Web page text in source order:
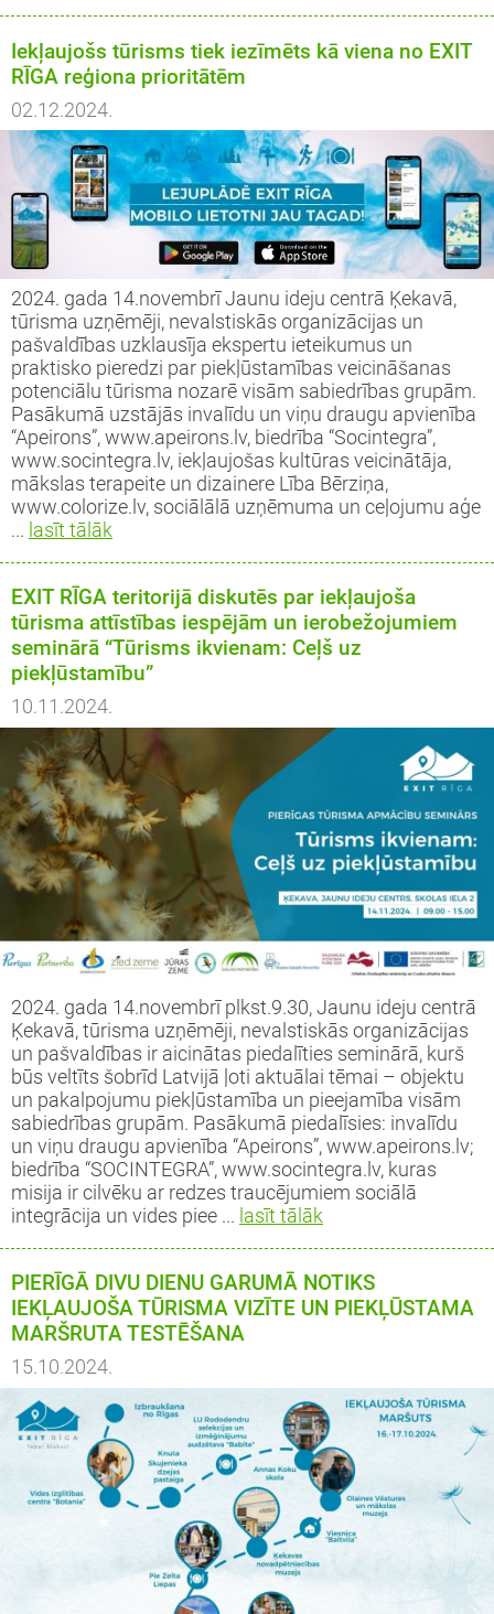
Iekļaujošs tūrisms tiek iezīmēts kā viena no EXIT
RĪGA reģiona prioritātēm
02.12.2024.
2024. gada 14.novembrī Jaunu ideju centrā Ķekavā,
tūrisma uzņēmēji, nevalstiskās organizācijas un
pašvaldības uzklausīja ekspertu ieteikumus un
praktisko pieredzi par piekļūstamības veicināšanas
potenciālu tūrisma nozarē visām sabiedrības grupām.
Pasākumā uzstājās invalīdu un viņu draugu apvienība
“Apeirons”, www.apeirons.lv, biedrība “Socintegra”,
www.socintegra.lv, iekļaujošas kultūras veicinātāja,
mākslas terapeite un dizainere Lība Bērziņa,
www.colorize.lv, sociālālā uzņēmuma un ceļojumu aģe
... lasīt tālāk
EXIT RĪGA teritorijā diskutēs par iekļaujoša
tūrisma attīstības iespējām un ierobežojumiem
seminārā “Tūrisms ikvienam: Ceļš uz
piekļūstamību”
10.11.2024.
2024. gada 14.novembrī plkst.9.30, Jaunu ideju centrā
Ķekavā, tūrisma uzņēmēji, nevalstiskās organizācijas
un pašvaldības ir aicinātas piedalīties seminārā, kurš
būs veltīts šobrīd Latvijā ļoti aktuālai tēmai – objektu
un pakalpojumu piekļūstamība un pieejamība visām
sabiedrības grupām. Pasākumā piedalīsies: invalīdu
un viņu draugu apvienība “Apeirons”, www.apeirons.lv;
biedrība “SOCINTEGRA”, www.socintegra.lv, kuras
misija ir cilvēku ar redzes traucējumiem sociālā
integrācija un vides piee ... lasīt tālāk
PIERĪGĀ DIVU DIENU GARUMĀ NOTIKS
IEKĻAUJOŠA TŪRISMA VIZĪTE UN PIEKĻŪSTAMA
MARŠRUTA TESTĒŠANA
15.10.2024.